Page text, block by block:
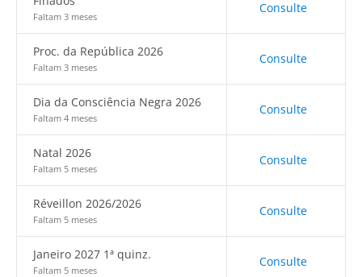
Faltam 3 meses
Consulte
Proc. da República 2026
Faltam 3 meses
Consulte
Dia da Consciência Negra 2026
Faltam 4 meses
Consulte
Natal 2026
Faltam 5 meses
Consulte
Réveillon 2026/2026
Faltam 5 meses
Consulte
Janeiro 2027 1ª quinz.
Faltam 5 meses
Consulte